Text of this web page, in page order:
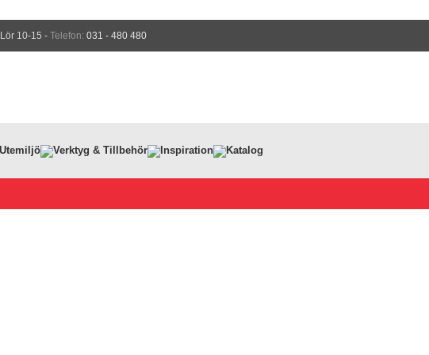
10-15 - Telefon: 031 - 480 480
Utemiljö Verktyg & Tillbehör Inspiration Katalog